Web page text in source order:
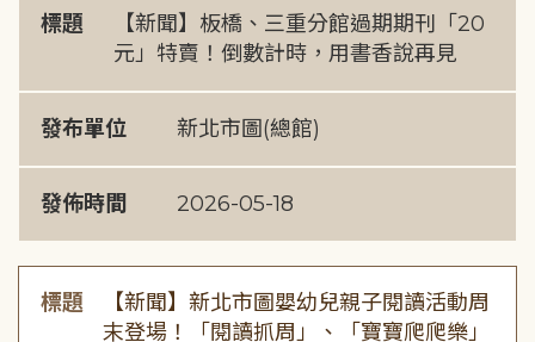
標題
【新聞】板橋、三重分館過期期刊「20
元」特賣！倒數計時，用書香說再見
發布單位 新北市圖(總館)
發佈時間 2026-05-18
標題
【新聞】新北市圖嬰幼兒親子閱讀活動周
末登場！「閱讀抓周」、「寶寶爬爬樂」